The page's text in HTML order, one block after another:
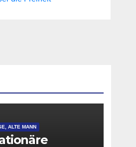
ALTE MANN